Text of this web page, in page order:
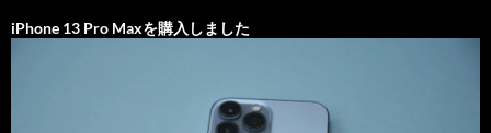
iPhone 13 Pro Maxを購入しました